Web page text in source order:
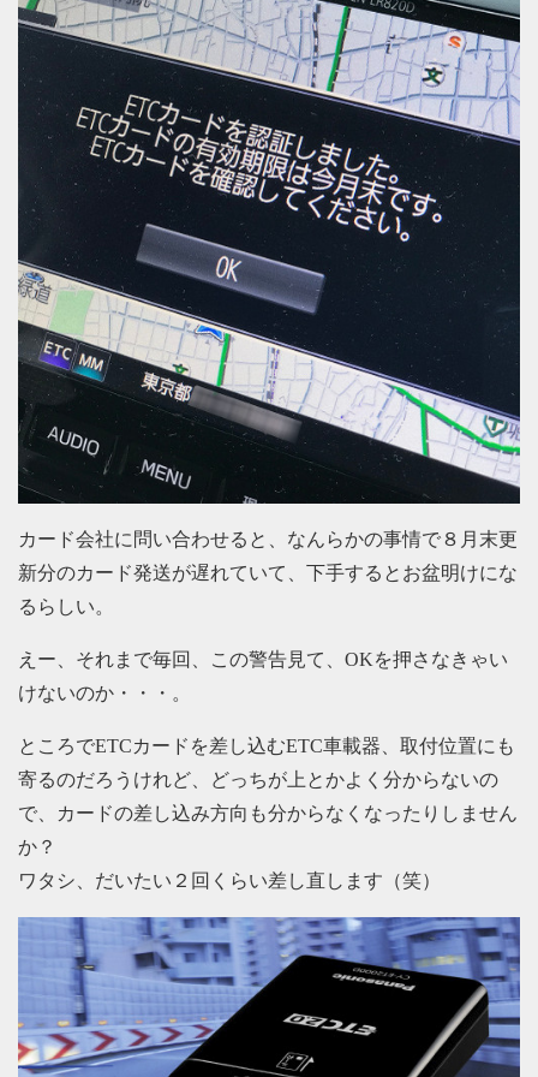
カード会社に問い合わせると、なんらかの事情で８月末更
新分のカード発送が遅れていて、下手するとお盆明けにな
るらしい。
えー、それまで毎回、この警告見て、OKを押さなきゃい
けないのか・・・。
ところでETCカードを差し込むETC車載器、取付位置にも
寄るのだろうけれど、どっちが上とかよく分からないの
で、カードの差し込み方向も分からなくなったりしません
か？
ワタシ、だいたい２回くらい差し直します（笑）